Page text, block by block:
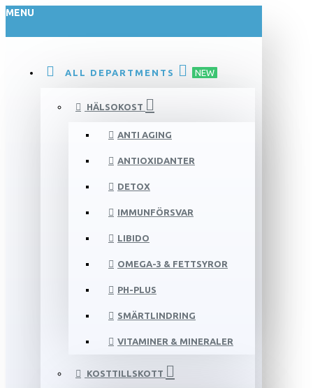
MENU
ALL DEPARTMENTS NEW
HÄLSOKOST
ANTI AGING
ANTIOXIDANTER
DETOX
IMMUNFÖRSVAR
LIBIDO
OMEGA-3 & FETTSYROR
PH-PLUS
SMÄRTLINDRING
VITAMINER & MINERALER
KOSTTILLSKOTT